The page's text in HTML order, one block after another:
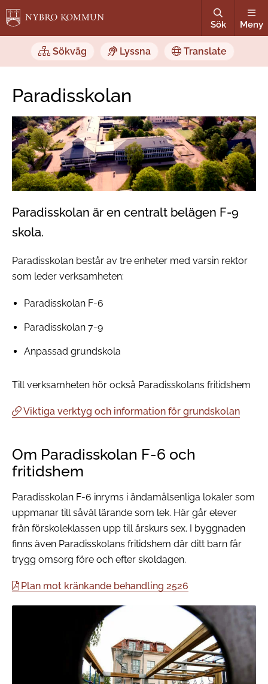
Sök Meny
Sökväg Lyssna Translate
Paradisskolan
Paradisskolan är en centralt belägen F-9
skola.
Paradisskolan består av tre enheter med varsin rektor
som leder verksamheten:
Paradisskolan F-6
Paradisskolan 7-9
Anpassad grundskola
Till verksamheten hör också Paradisskolans fritidshem
Viktiga verktyg och information för grundskolan
Om Paradisskolan F-6 och
fritidshem
Paradisskolan F-6 inryms i ändamålsenliga lokaler som
uppmanar till såväl lärande som lek. Här går elever
från förskoleklassen upp till årskurs sex. I byggnaden
finns även Paradisskolans fritidshem där ditt barn får
trygg omsorg före och efter skoldagen.
Plan mot kränkande behandling 2526